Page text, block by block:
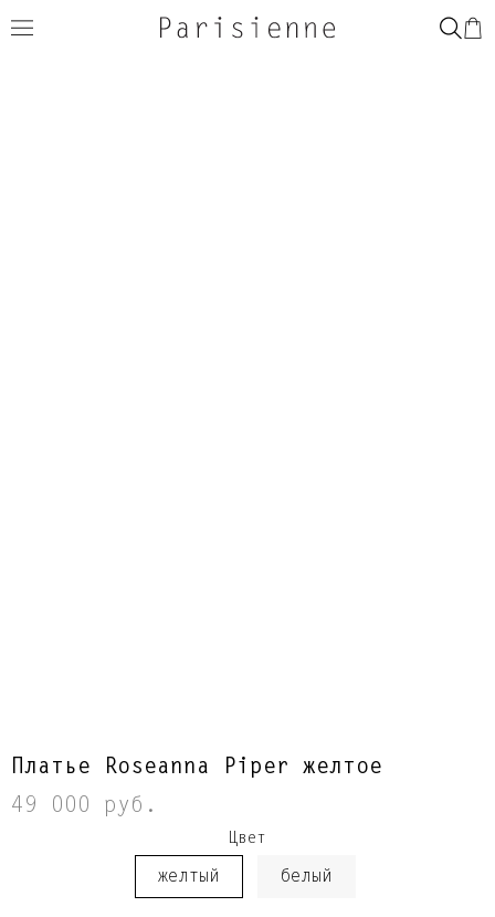
Платье Roseanna Piper желтое
49 000 руб.
Цвет
желтый белый